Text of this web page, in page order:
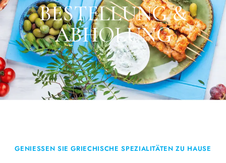
BESTELLUNG &
ABHOLUNG
GENIESSEN SIE GRIECHISCHE SPEZIALITÄTEN ZU HAUSE